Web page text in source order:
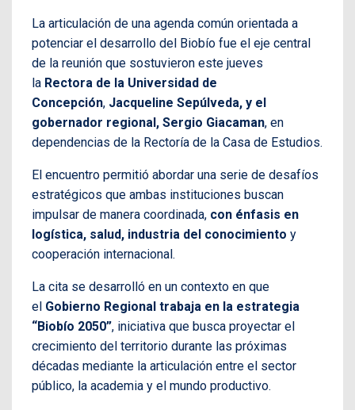
La articulación de una agenda común orientada a
potenciar el desarrollo del Biobío fue el eje central
de la reunión que sostuvieron este jueves
la Rectora de la Universidad de
Concepción, Jacqueline Sepúlveda, y el
gobernador regional, Sergio Giacaman, en
dependencias de la Rectoría de la Casa de Estudios.
El encuentro permitió abordar una serie de desafíos
estratégicos que ambas instituciones buscan
impulsar de manera coordinada, con énfasis en
logística, salud, industria del conocimiento y
cooperación internacional.
La cita se desarrolló en un contexto en que
el Gobierno Regional trabaja en la estrategia
“Biobío 2050”, iniciativa que busca proyectar el
crecimiento del territorio durante las próximas
décadas mediante la articulación entre el sector
público, la academia y el mundo productivo.